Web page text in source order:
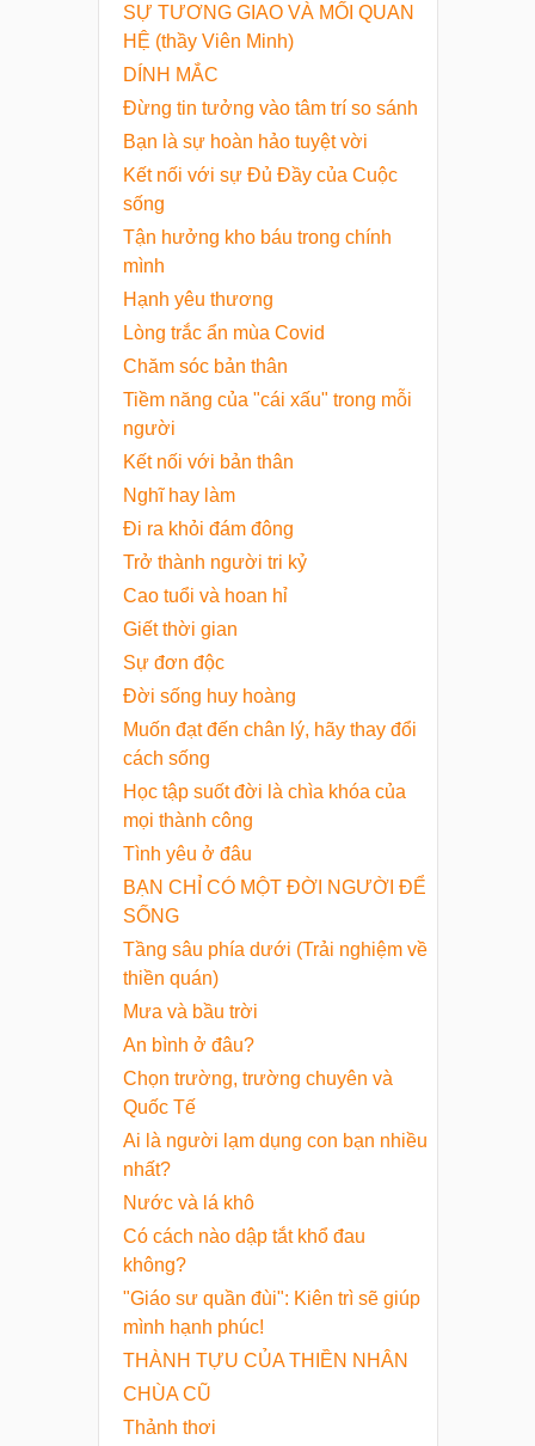
SỰ TƯƠNG GIAO VÀ MỐI QUAN
HỆ (thầy Viên Minh)
DÍNH MẮC
Đừng tin tưởng vào tâm trí so sánh
Bạn là sự hoàn hảo tuyệt vời
Kết nối với sự Đủ Đầy của Cuộc
sống
Tận hưởng kho báu trong chính
mình
Hạnh yêu thương
Lòng trắc ẩn mùa Covid
Chăm sóc bản thân
Tiềm năng của "cái xấu" trong mỗi
người
Kết nối với bản thân
Nghĩ hay làm
Đi ra khỏi đám đông
Trở thành người tri kỷ
Cao tuổi và hoan hỉ
Giết thời gian
Sự đơn độc
Đời sống huy hoàng
Muốn đạt đến chân lý, hãy thay đổi
cách sống
Học tập suốt đời là chìa khóa của
mọi thành công
Tình yêu ở đâu
BẠN CHỈ CÓ MỘT ĐỜI NGƯỜI ĐỂ
SỐNG
Tầng sâu phía dưới (Trải nghiệm về
thiền quán)
Mưa và bầu trời
An bình ở đâu?
Chọn trường, trường chuyên và
Quốc Tế
Ai là người lạm dụng con bạn nhiều
nhất?
Nước và lá khô
Có cách nào dập tắt khổ đau
không?
"Giáo sư quần đùi": Kiên trì sẽ giúp
mình hạnh phúc!
THÀNH TỰU CỦA THIỀN NHÂN
CHÙA CŨ
Thảnh thơi